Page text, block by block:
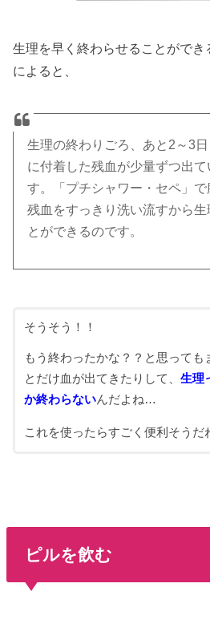
生理を早く終わらせることができ
によると、
生理の終わりごろ、あと2～3
に付着した残血が少量ずつ出
す。「プチシャワー・セペ」で
残血をすっきり洗い流すから生
とができるのです。
そうそう！！
もう終わったかな？？と思っても
とだけ血が出てきたりして、 生理
か終わらないんだよね…
これを使ったらすごく便利そうだ
ピルを飲む